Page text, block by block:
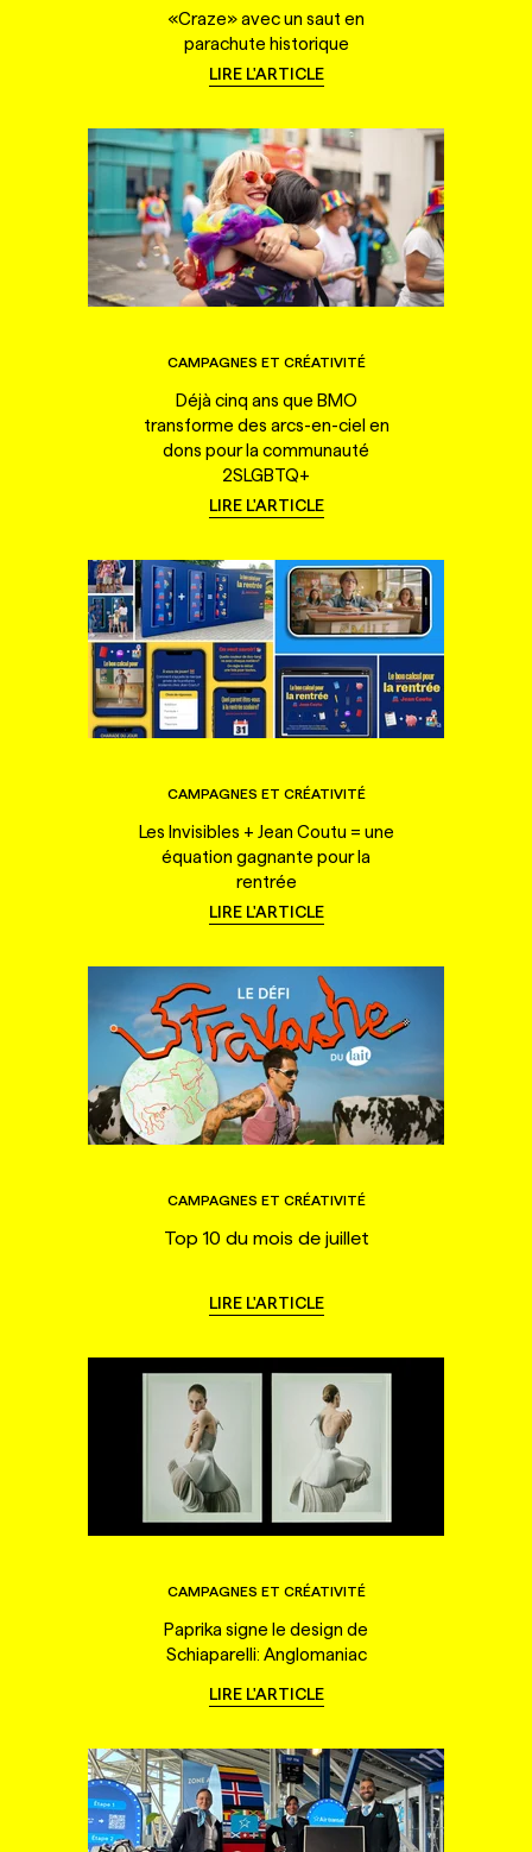
«Craze» avec un saut en
parachute historique
LIRE L'ARTICLE
CAMPAGNES ET CRÉATIVITÉ
Déjà cinq ans que BMO
transforme des arcs-en-ciel en
dons pour la communauté
2SLGBTQ+
LIRE L'ARTICLE
CAMPAGNES ET CRÉATIVITÉ
Les Invisibles + Jean Coutu = une
équation gagnante pour la
rentrée
LIRE L'ARTICLE
CAMPAGNES ET CRÉATIVITÉ
Top 10 du mois de juillet
LIRE L'ARTICLE
CAMPAGNES ET CRÉATIVITÉ
Paprika signe le design de
Schiaparelli: Anglomaniac
LIRE L'ARTICLE